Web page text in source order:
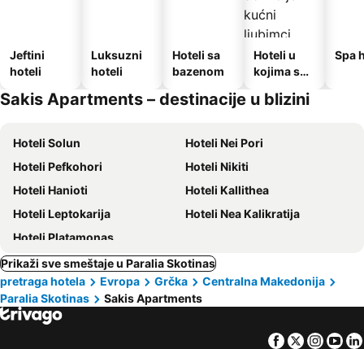
Jeftini
hoteli
Luksuzni
hoteli
Hoteli sa
bazenom
Hoteli u
kojima su
kućni
Spa
Sakis Apartments – destinacije u blizini
Hoteli Solun
Hoteli Nei Pori
Hoteli Pefkohori
Hoteli Nikiti
Hoteli Hanioti
Hoteli Kallithea
Hoteli Leptokarija
Hoteli Nea Kalikratija
Hoteli Platamonas
Prikaži sve smeštaje u Paralia Skotinas
pretraga hotela
Evropa Grčka
Centralna Makedonija
Paralia Skotinas
Sakis Apartments
Facebook
Twitter